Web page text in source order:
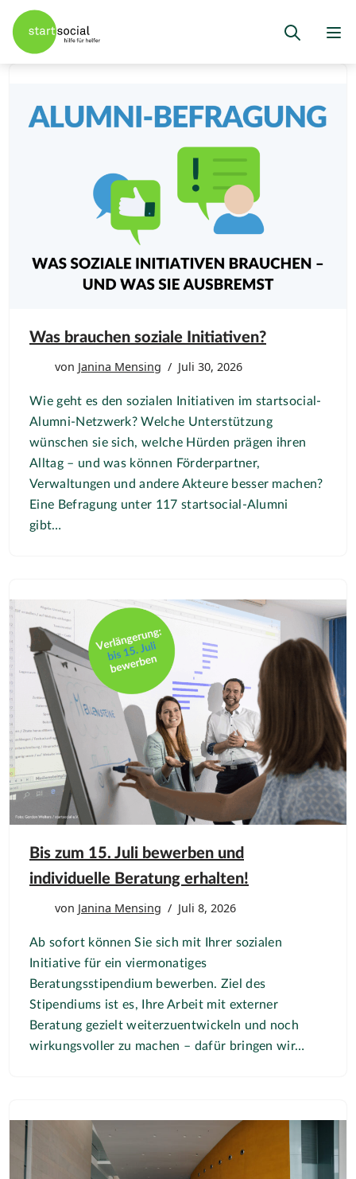
Was brauchen soziale Initiativen?
von Janina Mensing Juli 30, 2026
Wie geht es den sozialen Initiativen im startsocial-
Alumni-Netzwerk? Welche Unterstützung
wünschen sie sich, welche Hürden prägen ihren
Alltag – und was können Förderpartner,
Verwaltungen und andere Akteure besser machen?
Eine Befragung unter 117 startsocial-Alumni
gibt…
Bis zum 15. Juli bewerben und
individuelle Beratung erhalten!
von Janina Mensing Juli 8, 2026
Ab sofort können Sie sich mit Ihrer sozialen
Initiative für ein viermonatiges
Beratungsstipendium bewerben. Ziel des
Stipendiums ist es, Ihre Arbeit mit externer
Beratung gezielt weiterzuentwickeln und noch
wirkungsvoller zu machen – dafür bringen wir…